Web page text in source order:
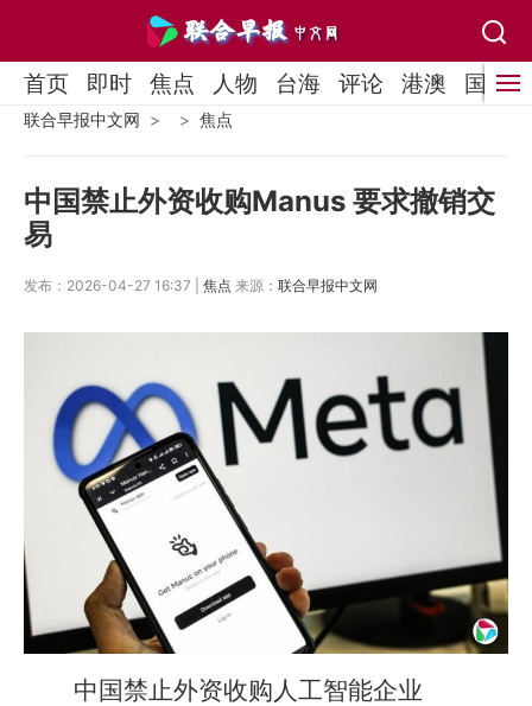
首页 即时 焦点 人物 台海 评论 港澳 国际
联合早报中文网 焦点
中国禁止外资收购Manus 要求撤销交
易
发布：2026-04-27 16:37 | 焦点 来源： 联合早报中文网
中国禁止外资收购人工智能企业